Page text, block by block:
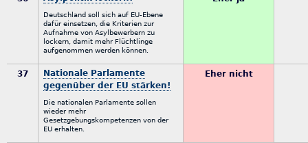
Deutschland soll sich auf EU-Ebene
dafür einsetzen, die Kriterien zur
Aufnahme von Asylbewerbern zu
lockern, damit mehr Flüchtlinge
aufgenommen werden können.
37
Nationale Parlamente
gegenüber der EU stärken!
Die nationalen Parlamente sollen
wieder mehr
Gesetzgebungskompetenzen von der
EU erhalten.
Eher nicht